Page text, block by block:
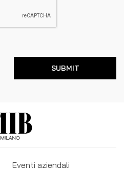
Eventi aziendali